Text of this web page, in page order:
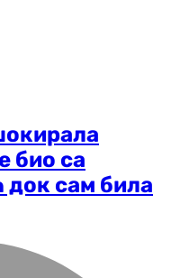
био са
сам била